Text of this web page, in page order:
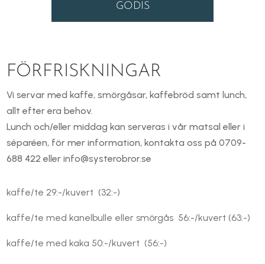
GODIS
FÖRFRISKNINGAR
Vi servar med kaffe, smörgåsar, kaffebröd samt lunch,
allt efter era behov.
Lunch och/eller middag kan serveras i vår matsal eller i
séparéen, för mer information, kontakta oss på 0709-
688 422 eller info@systerobror.se
kaffe/te 29:-/kuvert (32:-)
kaffe/te med kanelbulle eller smörgås 56:-/kuvert (63:-)
kaffe/te med kaka 50:-/kuvert (56:-)